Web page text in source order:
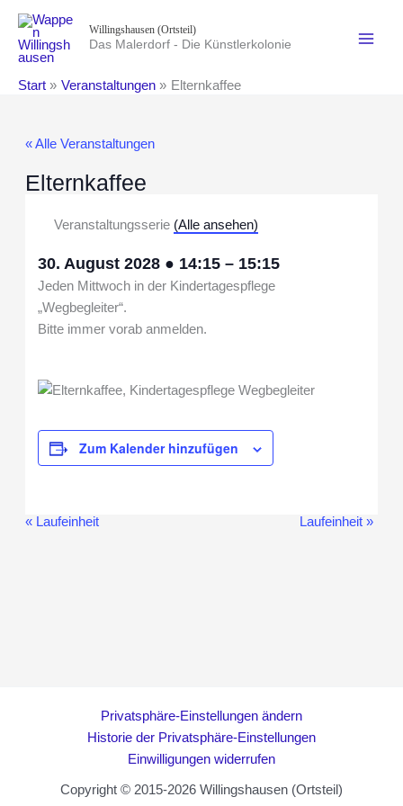
Inhalt
springen
Willingshausen (Ortsteil)
Das Malerdorf - Die Künstlerkolonie
Start Veranstaltungen Elternkaffee
« Alle Veranstaltungen
Elternkaffee
Veranstaltungsserie (Alle ansehen)
30. August 2028 ● 14:15– 15:15
Jeden Mittwoch in der Kindertagespflege
„Wegbegleiter“.
Bitte immer vorab anmelden.
Zum Kalender hinzufügen
Veranstaltung-
«Laufeinheit Laufeinheit»
Privatsphäre-Einstellungen ändern
Historie der Privatsphäre-Einstellungen
Einwilligungen widerrufen
Copyright © 2015-2026 Willingshausen (Ortsteil)